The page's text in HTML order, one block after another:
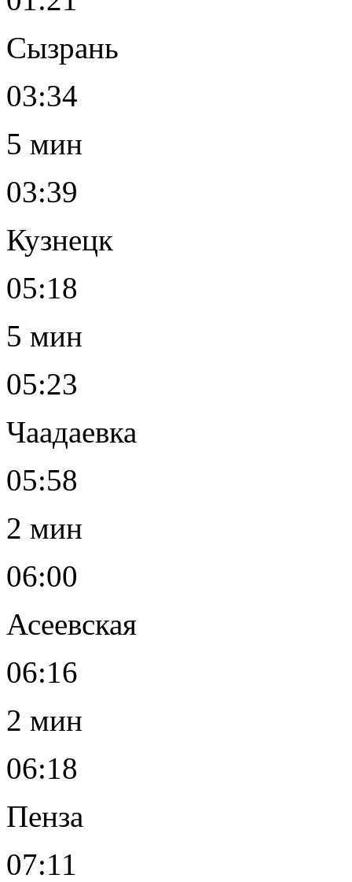
Сызрань
03:34
5 мин
03:39
Кузнецк
05:18
5 мин
05:23
Чаадаевка
05:58
2 мин
06:00
Асеевская
06:16
2 мин
06:18
Пенза
07:11